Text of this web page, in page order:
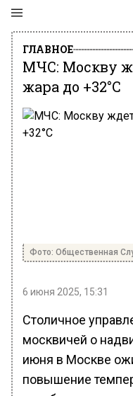
ГЛАВНОЕ
МЧС: Москву
жара до +32°C
Фото: Общественная
6 июня 2025, 15:31
Столичное
москвичей о
июня в Москве
повышение